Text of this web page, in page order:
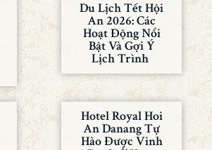
Du Lịch Tết Hội
An 2026: Các
Hoạt Động Nổi
Bật Và Gợi Ý
Lịch Trình
Hotel Royal Hoi
An Danang Tự
Hào Được Vinh